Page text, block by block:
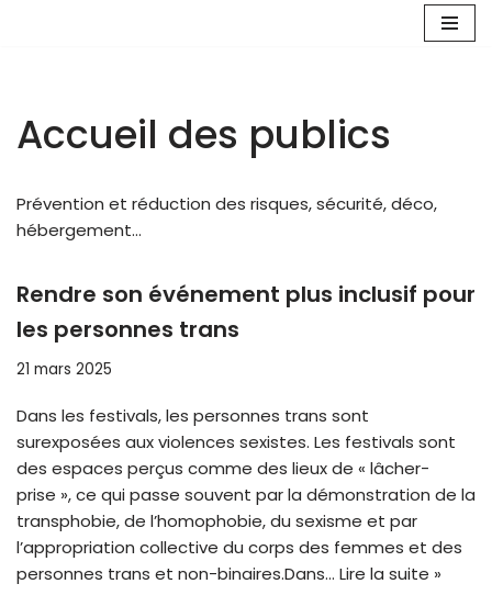
Accueil des publics
Prévention et réduction des risques, sécurité, déco,
hébergement…
Rendre son événement plus inclusif pour
les personnes trans
21 mars 2025
Dans les festivals, les personnes trans sont
surexposées aux violences sexistes. Les festivals sont
des espaces perçus comme des lieux de « lâcher-
prise », ce qui passe souvent par la démonstration de la
transphobie, de l’homophobie, du sexisme et par
l’appropriation collective du corps des femmes et des
personnes trans et non-binaires.Dans… Lire la suite »